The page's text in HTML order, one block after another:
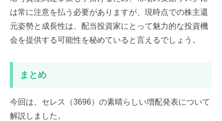
は常に注意を払う必要がありますが、現時点での株主還
元姿勢と成長性は、配当投資家にとって魅力的な投資機
会を提供する可能性を秘めていると言えるでしょう。
まとめ
今回は、セレス（3696）の素晴らしい増配発表について
解説しました。